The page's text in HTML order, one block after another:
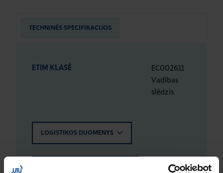
TECHNINĖS SPECIFIKACIJOS
ETIM KLASĖ
EC002611
Vadības
slēdzis
LOGISTIKOS DUOMENYS